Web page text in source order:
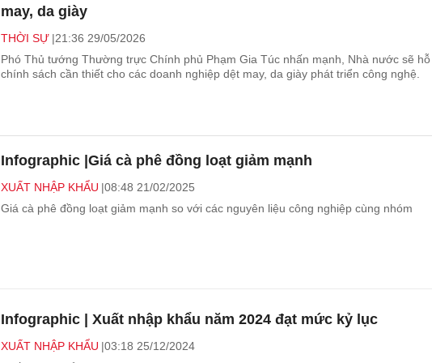
may, da giày
THỜI SỰ 21:36 29/05/2026
Phó Thủ tướng Thường trực Chính phủ Phạm Gia Túc nhấn mạnh, Nhà nước sẽ
chính sách cần thiết cho các doanh nghiệp dệt may, da giày phát triển công nghệ.
Infographic |Giá cà phê đồng loạt giảm mạnh
XUẤT NHẬP KHẨU 08:48 21/02/2025
Giá cà phê đồng loạt giảm mạnh so với các nguyên liệu công nghiệp cùng nhóm
Infographic | Xuất nhập khẩu năm 2024 đạt mức kỷ lục
XUẤT NHẬP KHẨU 03:18 25/12/2024